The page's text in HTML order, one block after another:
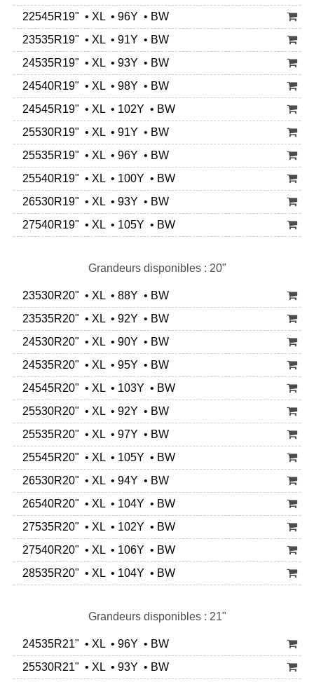
22545R19" • XL • 96Y • BW
23535R19" • XL • 91Y • BW
24535R19" • XL • 93Y • BW
24540R19" • XL • 98Y • BW
24545R19" • XL • 102Y • BW
25530R19" • XL • 91Y • BW
25535R19" • XL • 96Y • BW
25540R19" • XL • 100Y • BW
26530R19" • XL • 93Y • BW
27540R19" • XL • 105Y • BW
Grandeurs disponibles : 20"
23530R20" • XL • 88Y • BW
23535R20" • XL • 92Y • BW
24530R20" • XL • 90Y • BW
24535R20" • XL • 95Y • BW
24545R20" • XL • 103Y • BW
25530R20" • XL • 92Y • BW
25535R20" • XL • 97Y • BW
25545R20" • XL • 105Y • BW
26530R20" • XL • 94Y • BW
26540R20" • XL • 104Y • BW
27535R20" • XL • 102Y • BW
27540R20" • XL • 106Y • BW
28535R20" • XL • 104Y • BW
Grandeurs disponibles : 21"
24535R21" • XL • 96Y • BW
25530R21" • XL • 93Y • BW